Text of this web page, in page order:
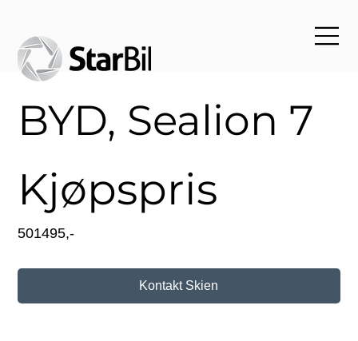
Kjøpspris
501495,-
Kontakt Skien
BYD, Sealion 7